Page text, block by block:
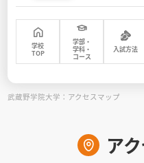
入試・受験入
お役立ち情報
見学会WEB手引書
校内オンライン
学校
TOP
学部・
学科・
コース
入試方法
武蔵野学院大学：アクセスマップ
ア